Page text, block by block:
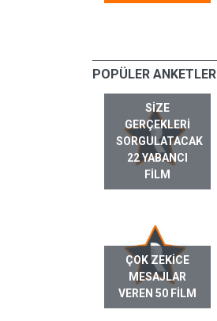
POPÜLER ANKETLER
SIZE
GERÇEKLERI
SORGULATACAK
22 YABANCI
FILM
ÇOK ZEKICE
MESAJLAR
VEREN 50 FILM